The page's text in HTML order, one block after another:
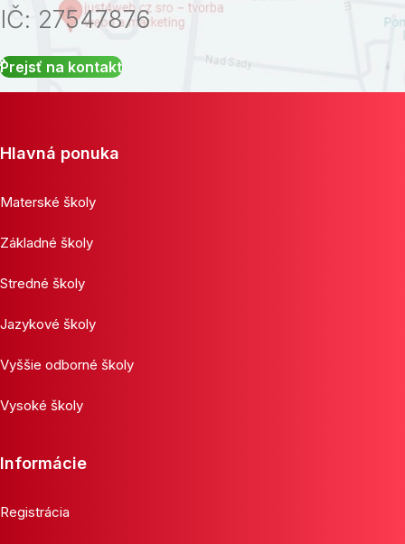
IČ: 27547876
Prejsť na kontakt
Hlavná ponuka
Materské školy
Základné školy
Stredné školy
Jazykové školy
Vyššie odborné školy
Vysoké školy
Informácie
Registrácia